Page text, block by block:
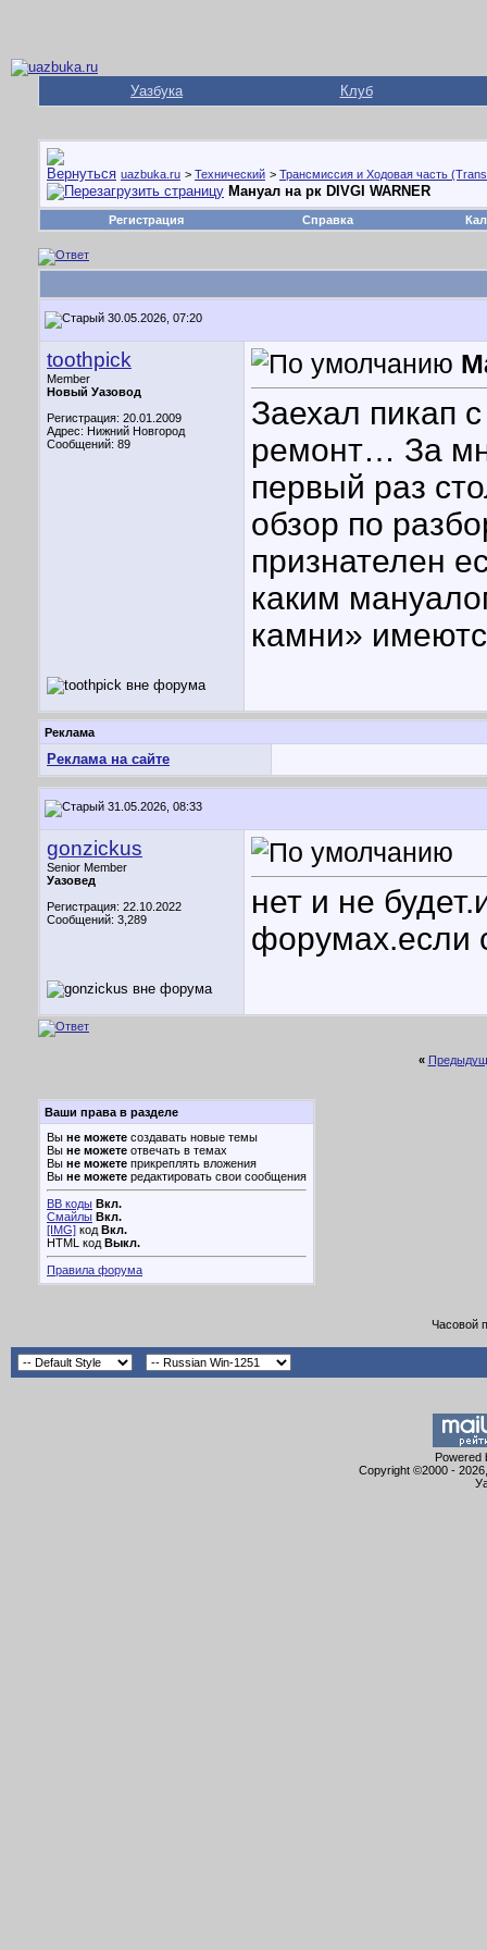
Уазбука Клуб
uazbuka.ru > Технический > Трансмиссия и Ходовая часть
Мануал на рк DIVGI WARNER
Регистрация Справка
30.05.2026, 07:20
toothpick
Member
Новый Уазовод
Регистрация: 20.01.2009
Адрес: Нижний Новгород
Сообщений: 89
Заехал пикап
ремонт… За
первый раз
обзор по
признателен
каким
камни»
Реклама
Реклама на сайте
31.05.2026, 08:33
gonzickus
Senior Member
Уазовед
Регистрация: 22.10.2022
Сообщений: 3,289
нет и не
форумах.если
«
Ваши права в разделе
Вы не можете создавать новые темы
Вы не можете отвечать в темах
Вы не можете прикреплять вложения
Вы не можете редактировать свои сообщения
BB коды Вкл.
Смайлы Вкл.
[IMG] код Вкл.
HTML код Выкл.
Правила форума
Часовой
Powered
Copyright ©2000 -